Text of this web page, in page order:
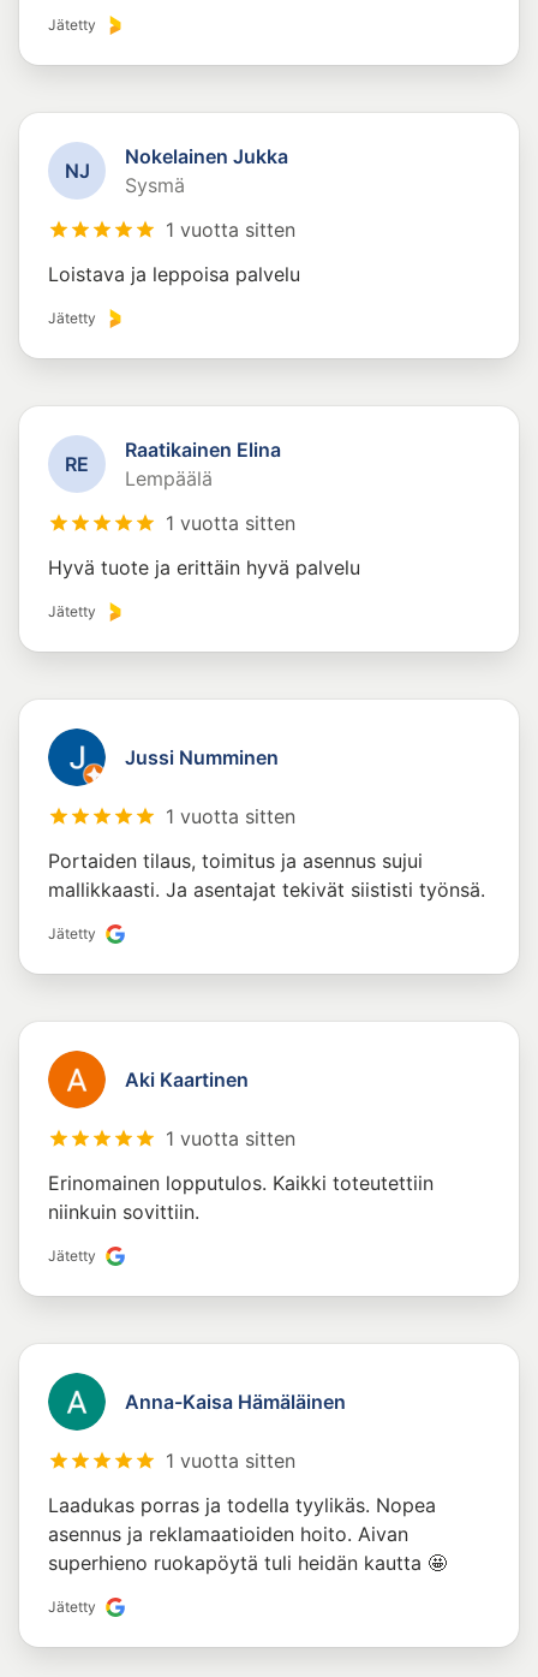
Jätetty
NJ
Nokelainen Jukka
Sysmä
1 vuotta sitten
Loistava ja leppoisa palvelu
Jätetty
RE
Raatikainen Elina
Lempäälä
1 vuotta sitten
Hyvä tuote ja erittäin hyvä palvelu
Jätetty
Jussi Numminen
1 vuotta sitten
Portaiden tilaus, toimitus ja asennus sujui
mallikkaasti. Ja asentajat tekivät siististi työnsä.
Jätetty
Aki Kaartinen
1 vuotta sitten
Erinomainen lopputulos. Kaikki toteutettiin
niinkuin sovittiin.
Jätetty
Anna-Kaisa Hämäläinen
1 vuotta sitten
Laadukas porras ja todella tyylikäs. Nopea
asennus ja reklamaatioiden hoito. Aivan
superhieno ruokapöytä tuli heidän kautta 🤩
Jätetty